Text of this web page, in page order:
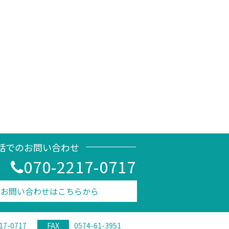
でのお問い合わせ
070-2217-0717
問い合わせはこちらから
0717 FAX 0574-61-3951